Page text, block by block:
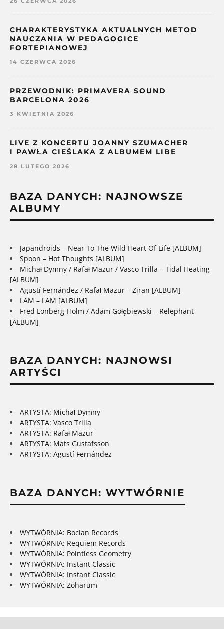
CHARAKTERYSTYKA AKTUALNYCH METOD
NAUCZANIA W PEDAGOGICE
FORTEPIANOWEJ
14 CZERWCA 2026
PRZEWODNIK: PRIMAVERA SOUND
BARCELONA 2026
3 KWIETNIA 2026
LIVE Z KONCERTU JOANNY SZUMACHER
I PAWŁA CIEŚLAKA Z ALBUMEM LIBE
28 LUTEGO 2026
BAZA DANYCH: NAJNOWSZE
ALBUMY
Japandroids – Near To The Wild Heart Of Life [ALBUM]
Spoon – Hot Thoughts [ALBUM]
Michał Dymny / Rafał Mazur / Vasco Trilla – Tidal Heating
[ALBUM]
Agustí Fernández / Rafał Mazur – Ziran [ALBUM]
LAM – LAM [ALBUM]
Fred Lonberg-Holm / Adam Gołębiewski – Relephant
[ALBUM]
BAZA DANYCH: NAJNOWSI
ARTYŚCI
ARTYSTA: Michał Dymny
ARTYSTA: Vasco Trilla
ARTYSTA: Rafał Mazur
ARTYSTA: Mats Gustafsson
ARTYSTA: Agustí Fernández
BAZA DANYCH: WYTWÓRNIE
WYTWÓRNIA: Bocian Records
WYTWÓRNIA: Requiem Records
WYTWÓRNIA: Pointless Geometry
WYTWÓRNIA: Instant Classic
WYTWÓRNIA: Instant Classic
WYTWÓRNIA: Zoharum